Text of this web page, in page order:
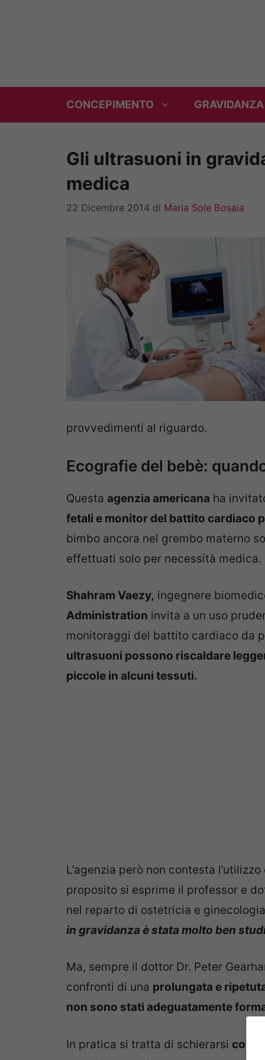
CONCEPIMENTO GRAVIDANZA
Gli ultrasuoni in
medica
22 Dicembre 2014 di Maria Sole Bosaia
provvedimenti al riguardo.
Ecografie del bebè:
Questa agenzia americana ha
fetali e monitor del battito cardiaco
bimbo ancora nel grembo materno
effettuati solo per necessità medica.
Shahram Vaezy, ingegnere
Administration invita a un uso
monitoraggi del battito cardiaco da
ultrasuoni possono riscaldare
piccole in alcuni tessuti.
L’agenzia però non contesta
proposito si esprime il professor e
nel reparto di ostetricia e
in gravidanza è stata molto ben
Ma, sempre il dottor Dr. Peter
confronti di una prolungata e
non sono stati adeguatamente
In pratica si tratta di schierarsi